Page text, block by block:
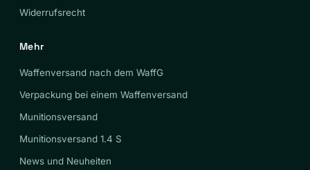
Widerrufsrecht
Mehr
Waffenversand nach dem WaffG
Verpackung bei einem Waffenversand
Munitionsversand
Munitionsversand 1.4 S
News und Neuheiten